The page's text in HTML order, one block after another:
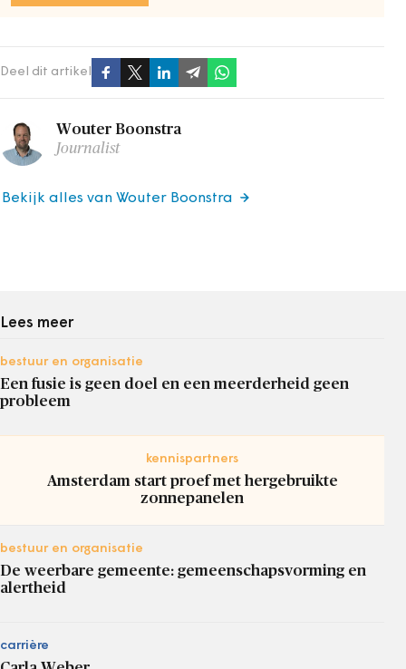
Deel dit artikel
Wouter Boonstra
Journalist
Bekijk alles van Wouter Boonstra
Lees meer
bestuur en organisatie
Een fusie is geen doel en een meerderheid geen
probleem
kennispartners
Amsterdam start proef met hergebruikte
zonnepanelen
bestuur en organisatie
De weerbare gemeente: gemeenschapsvorming en
alertheid
carrière